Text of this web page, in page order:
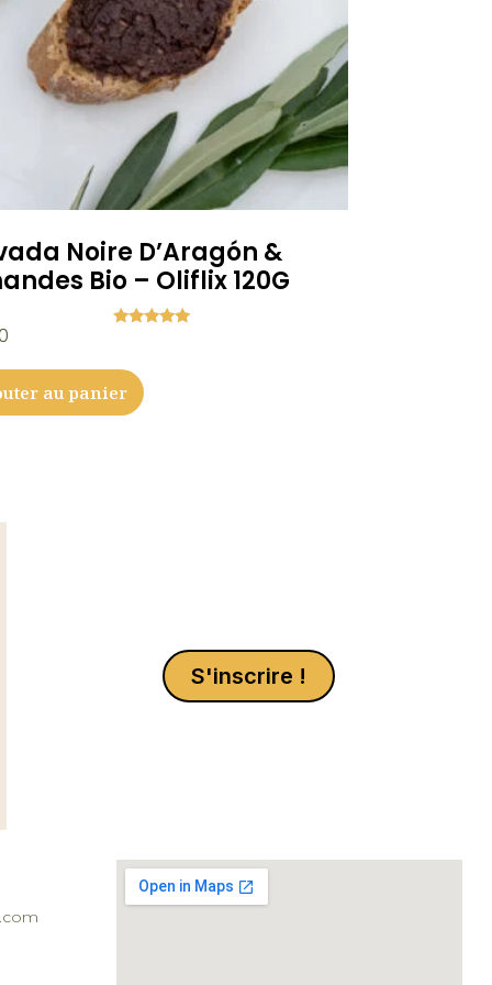
Noire D’Aragón &
Bio – Oliflix 120G
sur 5
au panier
S'inscrire !